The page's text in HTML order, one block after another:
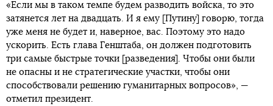
«Если мы в таком темпе будем разводить войска, то это
затянется лет на двадцать. И я ему [Путину] говорю, тогда
уже меня не будет и, наверное, вас. Поэтому это надо
ускорить. Есть глава Генштаба, он должен подготовить
три самые быстрые точки [разведения]. Чтобы они были
не опасны и не стратегические участки, чтобы они
способствовали решению гуманитарных вопросов», —
отметил президент.